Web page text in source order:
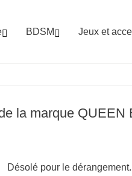
 BDSM  Jeux et
la marque
Désolé pour le dérangement.